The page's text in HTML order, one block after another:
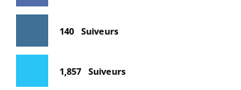
140 Suiveurs
1,857 Suiveurs